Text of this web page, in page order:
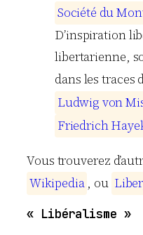
Société duMon
D’inspiration
libertarienne,
dans les traces
Ludwig vonMi
FriedrichHaye
Vous trouverez
Wikipedia , ou Liber
« Libéralisme »